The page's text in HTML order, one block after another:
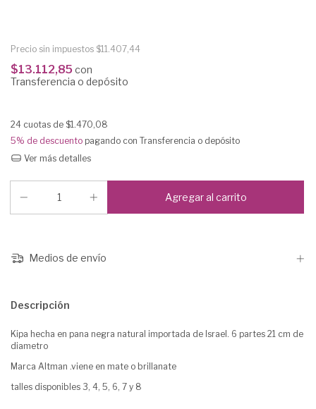
Precio sin impuestos $11.407,44
$13.112,85 con
Transferencia o depósito
24 cuotas de $1.470,08
5% de descuento pagando con Transferencia o depósito
Ver más detalles
Medios de envío
Descripción
Kipa hecha en pana negra natural importada de Israel. 6 partes 21 cm de
diametro
Marca Altman .viene en mate o brillanate
talles disponibles 3, 4, 5, 6, 7 y 8